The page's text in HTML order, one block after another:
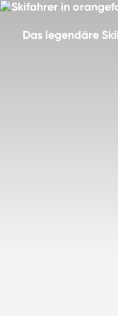
Das legendäre